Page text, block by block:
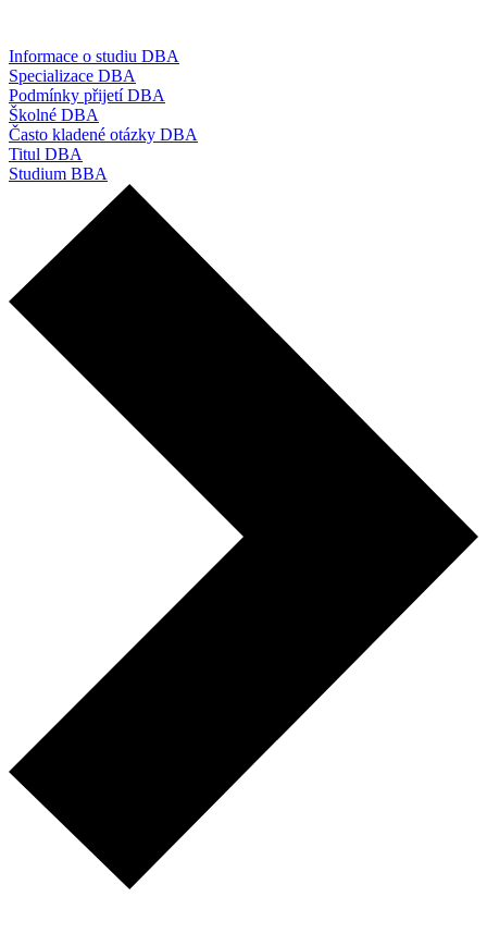
Informace o studiu DBA
Specializace DBA
Podmínky přijetí DBA
Školné DBA
Často kladené otázky DBA
Titul DBA
Studium BBA